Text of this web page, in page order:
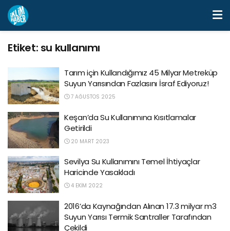
Etiket: su kullanımı
Tarım için Kullandığımız 45 Milyar Metreküp
Suyun Yarısından Fazlasını İsraf Ediyoruz!
7 AĞUSTOS 2025
Keşan’da Su Kullanımına Kısıtlamalar
Getirildi
20 MART 2023
Sevilya Su Kullanımını Temel İhtiyaçlar
Haricinde Yasakladı
4 EKIM 2022
2016’da Kaynağından Alınan 17.3 milyar m3
Suyun Yarısı Termik Santraller Tarafından
Çekildi